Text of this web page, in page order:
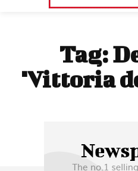
Tag:
"Vittoria